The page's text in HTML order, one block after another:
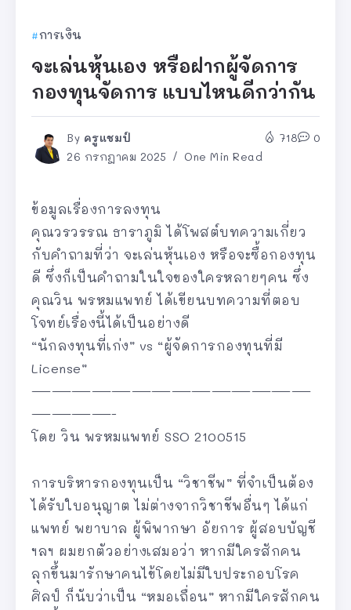
การเงิน
จะเล่นหุ้นเอง หรือฝากผู้จัดการ
กองทุนจัดการ แบบไหนดีกว่ากัน
By ครูแชมป์
26 กรกฎาคม 2025
One Min Read
718 0
ข้อมูลเรื่องการลงทุน
คุณวรวรรณ ธาราภูมิ ได้โพสต์บทความเกี่ยว
กับคำถามที่ว่า จะเล่นหุ้นเอง หรือจะซื้อกองทุน
ดี ซึ่งก็เป็นคำถามในใจของใครหลายๆคน ซึ่ง
คุณวิน พรหมแพทย์ ได้เขียนบทความที่ตอบ
โจทย์เรื่องนี้ได้เป็นอย่างดี
“นักลงทุนที่เก่ง” vs “ผู้จัดการกองทุนที่มี
License”
——————————————
————-
โดย วิน พรหมแพทย์ SSO 2100515
การบริหารกองทุนเป็น “วิชาชีพ” ที่จำเป็นต้อง
ได้รับใบอนุญาต ไม่ต่างจากวิชาชีพอื่นๆ ได้แก่
แพทย์ พยาบาล ผู้พิพากษา อัยการ ผู้สอบบัญชี
ฯลฯ ผมยกตัวอย่างเสมอว่า หากมีใครสักคน
ลุกขึ้นมารักษาคนไข้โดยไม่มีใบประกอบโรค
ศิลป์ ก็นับว่าเป็น “หมอเถื่อน” หากมีใครสักคน